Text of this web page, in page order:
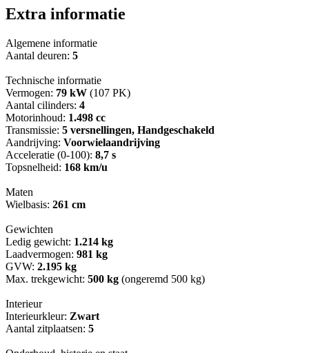
Extra informatie
Algemene informatie
Aantal deuren: 5
Technische informatie
Vermogen: 79 kW (107 PK)
Aantal cilinders: 4
Motorinhoud: 1.498 cc
Transmissie: 5 versnellingen, Handgeschakeld
Aandrijving: Voorwielaandrijving
Acceleratie (0-100): 8,7 s
Topsnelheid: 168 km/u
Maten
Wielbasis: 261 cm
Gewichten
Ledig gewicht: 1.214 kg
Laadvermogen: 981 kg
GVW: 2.195 kg
Max. trekgewicht: 500 kg (ongeremd 500 kg)
Interieur
Interieurkleur: Zwart
Aantal zitplaatsen: 5